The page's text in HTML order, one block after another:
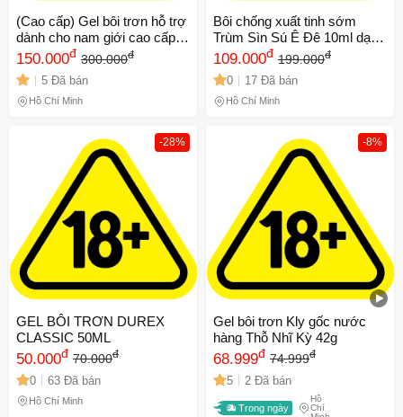
(Cao cấp) Gel bôi trơn hỗ trợ
dành cho nam giới cao cấp
New Procomil Spray | Chai
45ml Chính hãng
150.000đ 300.000đ
5 Đã bán
Hồ Chí Minh
Bôi chống xuất tinh sớm
Trùm Sìn Sú Ê Đê 10ml dạng
bôi đậm đặc 10ml
109.000đ 199.000đ
0 17 Đã bán
Hồ Chí Minh
-28%
GEL BÔI TRƠN DUREX
CLASSIC 50ML
50.000đ 70.000đ
0 63 Đã bán
Hồ Chí Minh
-8%
Gel bôi trơn Kly gốc nước
hàng Thỗ Nhĩ Kỳ 42g
68.999đ 74.999đ
5 2 Đã bán
Trong ngày
Hồ
Chí